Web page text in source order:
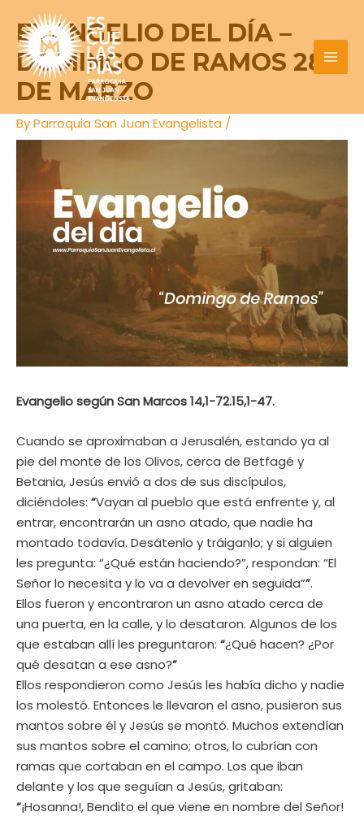
content
EVANGELIO DEL DÍA –
DOMINGO DE RAMOS 28
DE MARZO
ByParroquia San Juan Evangelista /
Evangelio según San Marcos 14,1-72.15,1-47.
Cuando se aproximaban a Jerusalén, estando ya al
pie del monte de los Olivos, cerca de Betfagé y
Betania, Jesús envió a dos de sus discípulos,
diciéndoles: “Vayan al pueblo que está enfrente y, al
entrar, encontrarán un asno atado, que nadie ha
montado todavía. Desátenlo y tráiganlo; y si alguien
les pregunta: “¿Qué están haciendo?”, respondan: “El
Señor lo necesita y lo va a devolver en seguida””.
Ellos fueron y encontraron un asno atado cerca de
una puerta, en la calle, y lo desataron. Algunos de los
que estaban allí les preguntaron: “¿Qué hacen? ¿Por
qué desatan a ese asno?”
Ellos respondieron como Jesús les había dicho y nadie
los molestó. Entonces le llevaron el asno, pusieron sus
mantos sobre él y Jesús se montó. Muchos extendían
sus mantos sobre el camino; otros, lo cubrían con
ramas que cortaban en el campo. Los que iban
delante y los que seguían a Jesús, gritaban:
“¡Hosanna!, Bendito el que viene en nombre del Señor!
navigation